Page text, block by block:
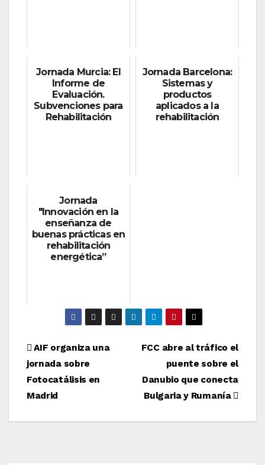
Jornada Murcia: El
Informe de
Evaluación.
Subvenciones para
Rehabilitación
Jornada Barcelona:
Sistemas y
productos
aplicados a la
rehabilitación
Jornada
"Innovación en la
enseñanza de
buenas prácticas en
rehabilitación
energética”
Navegación
de
entradas
FCC abre al tráfico el
puente sobre el
Danubio que conecta
Bulgaria y Rumanía
AIF organiza una
jornada sobre
Fotocatálisis en
Madrid